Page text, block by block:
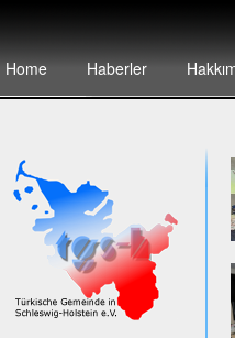
Home Haberler